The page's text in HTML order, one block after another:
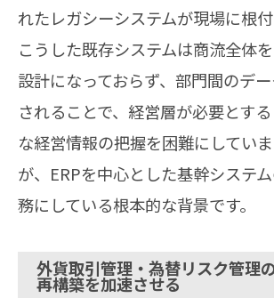
れたレガシーシステムが現場に根付
こうした既存システムは商流全体
設計になっておらず、部門間のデ
されることで、経営層が必要とす
な経営情報の把握を困難にしてい
が、ERPを中心とした基幹システ
務にしている根本的な背景です。
外貨取引管理・為替リスク管理
再構築を加速させる